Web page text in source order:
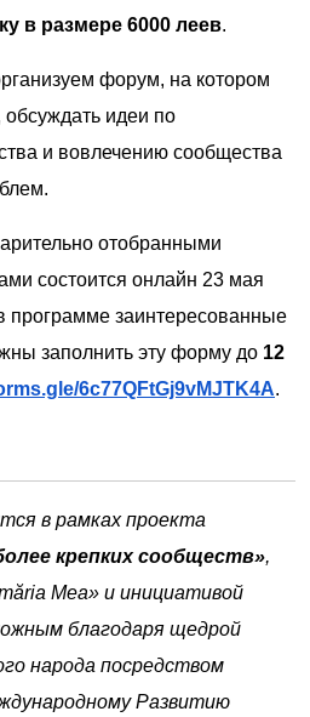
в размере 6000 леев.
форум, на котором
идеи по
и вовлечению сообщества
отобранными
состоится онлайн 23 мая
программе заинтересованные
заполнить эту форму до 12
6c77QFtGj9vMJTK4A.
в рамках проекта
крепких сообществ»,
Mea» и инициативой
благодаря щедрой
народа посредством
Развитию